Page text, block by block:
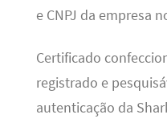
e CNPJ da empresa
Certificado
registrado e
autenticação da